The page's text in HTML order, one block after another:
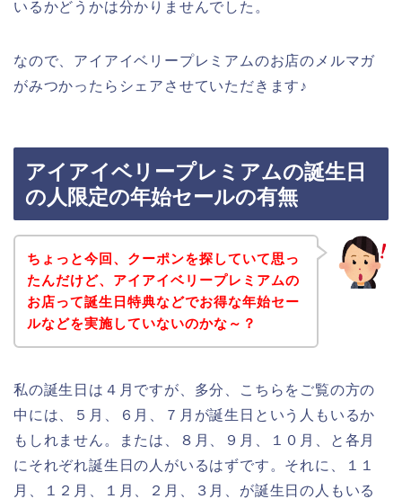
いるかどうかは分かりませんでした。
なので、アイアイベリープレミアムのお店のメルマガ
がみつかったらシェアさせていただきます♪
アイアイベリープレミアムの誕生日
の人限定の年始セールの有無
ちょっと今回、クーポンを探していて思っ
たんだけど、アイアイベリープレミアムの
お店って誕生日特典などでお得な年始セー
ルなどを実施していないのかな～？
私の誕生日は４月ですが、多分、こちらをご覧の方の
中には、５月、６月、７月が誕生日という人もいるか
もしれません。または、８月、９月、１０月、と各月
にそれぞれ誕生日の人がいるはずです。それに、１１
月、１２月、１月、２月、３月、が誕生日の人もいる